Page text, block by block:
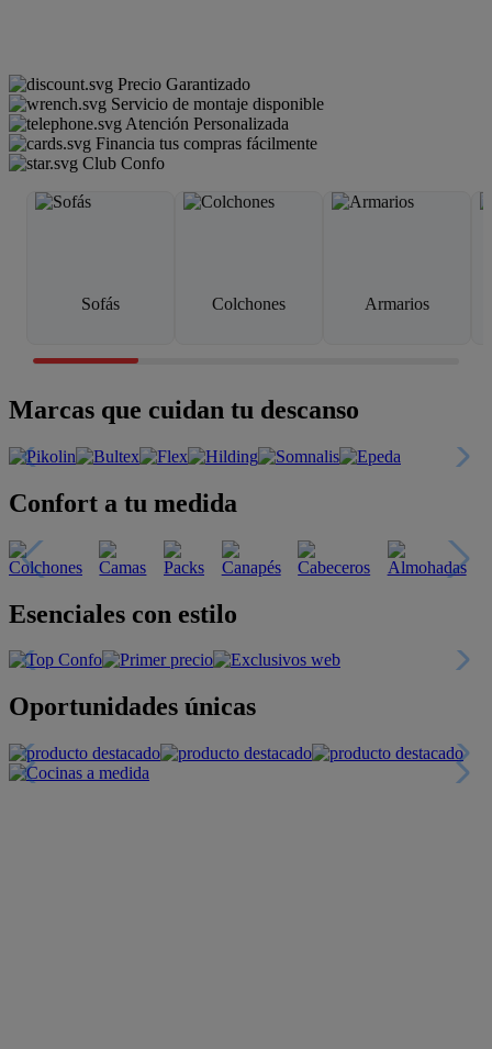
Precio Garantizado
Servicio de montaje disponible
Atención Personalizada
Financia tus compras fácilmente
Club Confo
Sofás Colchones Armarios
Marcas que cuidan tu descanso
Confort a tu medida
Esenciales con estilo
Oportunidades únicas